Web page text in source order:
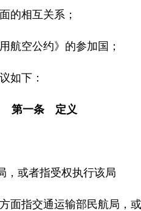
相互关系；
空公约》的参加国；
如下：
第一条 定义
或者指受权执行该局
指交通运输部民航局，